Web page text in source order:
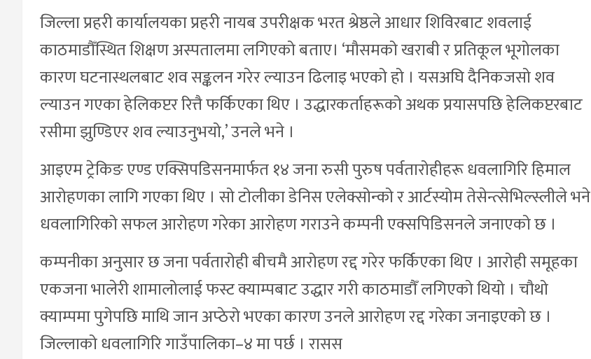
जिल्ला प्रहरी कार्यालयका प्रहरी नायब उपरीक्षक भरत श्रेष्ठले आधार शिविरबाट शवलाई
काठमाडौँस्थित शिक्षण अस्पतालमा लगिएको बताए। ‘मौसमको खराबी र प्रतिकूल भूगोलका
कारण घटनास्थलबाट शव सङ्कलन गरेर ल्याउन ढिलाइ भएको हो । यसअघि दैनिकजसो शव
ल्याउन गएका हेलिकप्टर रित्तै फर्किएका थिए । उद्धारकर्ताहरूको अथक प्रयासपछि हेलिकप्टरबाट
रसीमा झुण्डिएर शव ल्याउनुभयो,’ उनले भने ।
आइएम ट्रेकिङ एण्ड एक्सिपडिसनमार्फत १४ जना रुसी पुरुष पर्वतारोहीहरू धवलागिरि हिमाल
आरोहणका लागि गएका थिए । सो टोलीका डेनिस एलेक्सोन्को र आर्टस्योम तेसेन्त्सेभिल्स्लीले भने
धवलागिरिको सफल आरोहण गरेका आरोहण गराउने कम्पनी एक्सपिडिसनले जनाएको छ ।
कम्पनीका अनुसार छ जना पर्वतारोही बीचमै आरोहण रद्द गरेर फर्किएका थिए । आरोही समूहका
एकजना भालेरी शामालोलाई फस्ट क्याम्पबाट उद्धार गरी काठमाडौँ लगिएको थियो । चौथो
क्याम्पमा पुगेपछि माथि जान अप्ठेरो भएका कारण उनले आरोहण रद्द गरेका जनाइएको छ ।
जिल्लाको धवलागिरि गाउँपालिका–४ मा पर्छ । रासस